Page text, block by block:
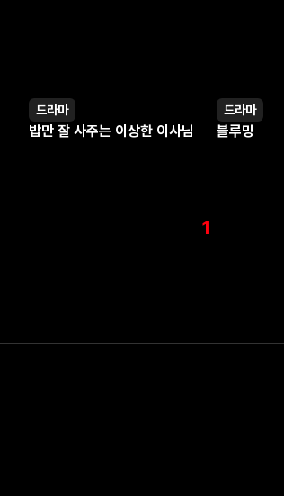
영상
드라마
밥만 잘 사주는 이상한 이사님
영상
드라마
블루밍
1